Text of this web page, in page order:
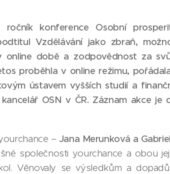
konference Osobní
Vzdělávání jako zbraň,
online době a zodpovědnost za
proběhla v online režimu,
ústavem vyšších studií a
OSN v ČR. Záznam akce je
– Jana Merunková a
společnosti yourchance a obou
Věnovaly se výsledkům a